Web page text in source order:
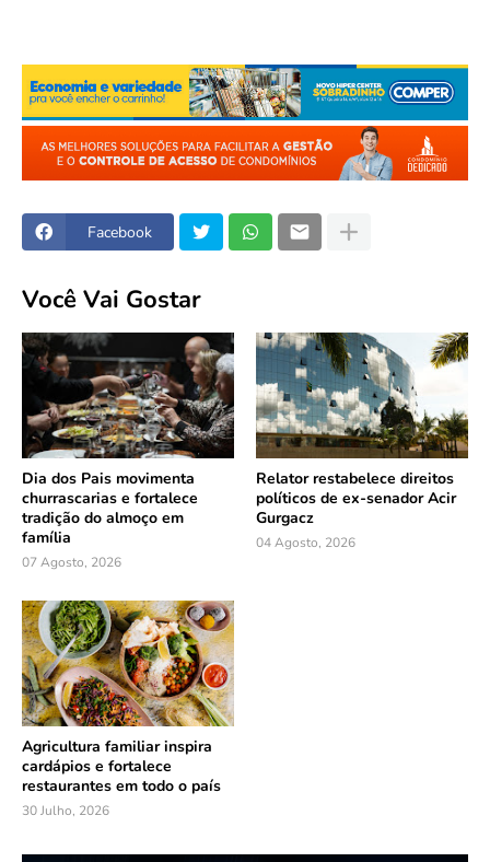
Facebook
Você Vai Gostar
Dia dos Pais movimenta
churrascarias e fortalece
tradição do almoço em
família
07 Agosto, 2026
Relator restabelece direitos
políticos de ex-senador Acir
Gurgacz
04 Agosto, 2026
Agricultura familiar inspira
cardápios e fortalece
restaurantes em todo o país
30 Julho, 2026